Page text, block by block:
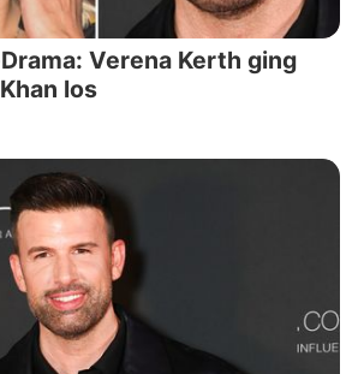
Verena Kerth ging
los